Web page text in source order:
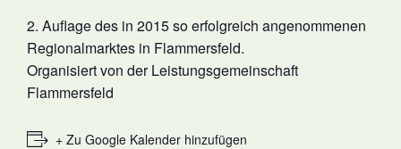
2. Auflage des in 2015 so erfolgreich angenommenen
Regionalmarktes in Flammersfeld.
Organisiert von der Leistungsgemeinschaft
Flammersfeld
+ Zu Google Kalender hinzufügen